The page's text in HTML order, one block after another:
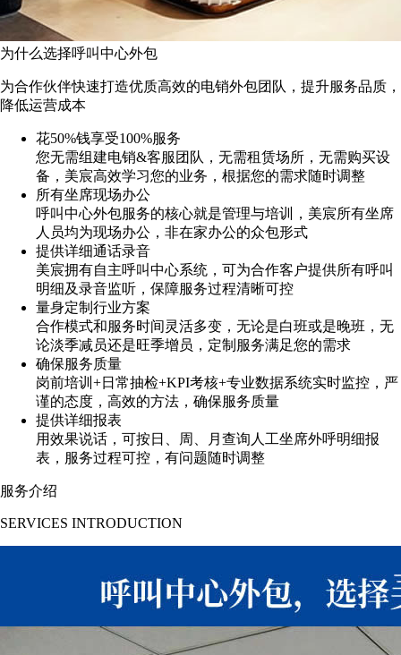
为什么选择呼叫中心外包
为合作伙伴快速打造优质高效的电销外包团队，提升服务品质，
降低运营成本
花50%钱享受100%服务
您无需组建电销&客服团队，无需租赁场所，无需购买设
备，美宸高效学习您的业务，根据您的需求随时调整
所有坐席现场办公
呼叫中心外包服务的核心就是管理与培训，美宸所有坐席
人员均为现场办公，非在家办公的众包形式
提供详细通话录音
美宸拥有自主呼叫中心系统，可为合作客户提供所有呼叫
明细及录音监听，保障服务过程清晰可控
量身定制行业方案
合作模式和服务时间灵活多变，无论是白班或是晚班，无
论淡季减员还是旺季增员，定制服务满足您的需求
确保服务质量
岗前培训+日常抽检+KPI考核+专业数据系统实时监控，严
谨的态度，高效的方法，确保服务质量
提供详细报表
用效果说话，可按日、周、月查询人工坐席外呼明细报
表，服务过程可控，有问题随时调整
服务介绍
SERVICES INTRODUCTION